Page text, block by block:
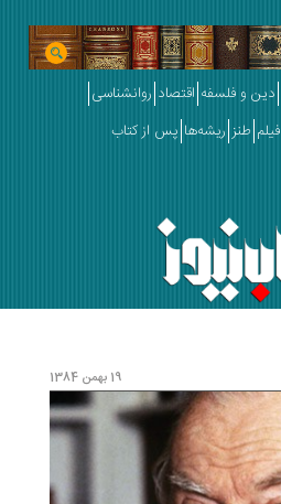
دین و فلسفه اقتصاد روانشناسی
فیلم طنز ریشه‌ها پس از کتاب
19 بهمن 1384